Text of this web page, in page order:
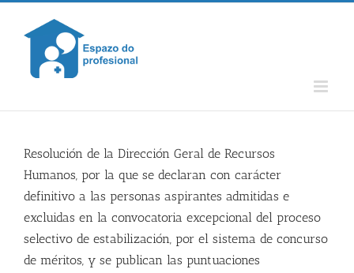
Skip
content
Resolución de la Dirección Geral de Recursos
Humanos, por la que se declaran con carácter
definitivo a las personas aspirantes admitidas e
excluidas en la convocatoria excepcional del proceso
selectivo de estabilización, por el sistema de concurso
de méritos, y se publican las puntuaciones